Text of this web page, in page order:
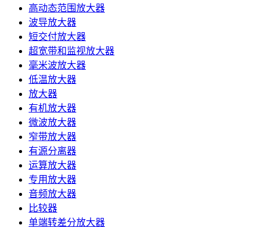
高动态范围放大器
波导放大器
短交付放大器
超宽带和监视放大器
毫米波放大器
低温放大器
放大器
有机放大器
微波放大器
窄带放大器
有源分离器
运算放大器
专用放大器
音频放大器
比较器
单端转差分放大器